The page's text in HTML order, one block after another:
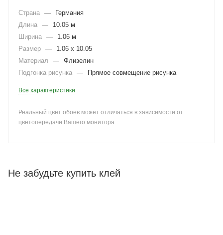
Страна —
Германия
Длина —
10.05 м
Ширина —
1.06 м
Размер —
1.06 x 10.05
Материал
— Флизелин
Подгонка рисунка — Прямое совмещение рисунка
Все характеристики
Реальный цвет обоев может отличаться в зависимости от
цветопередачи Вашего монитора
Не забудьте купить клей